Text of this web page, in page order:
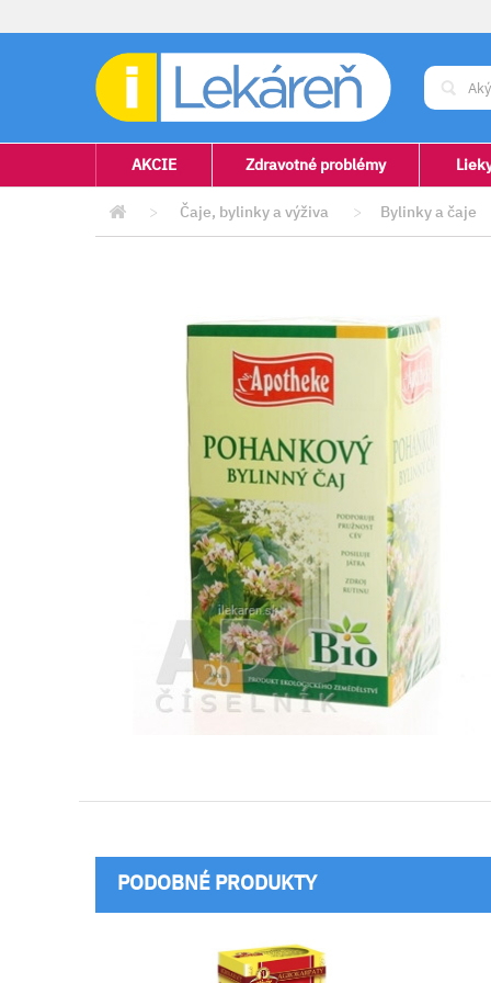
AKCIE Zdravotné problémy
> Čaje, bylinky a výživa > Bylinky a čaje
PODOBNÉ PRODUKTY